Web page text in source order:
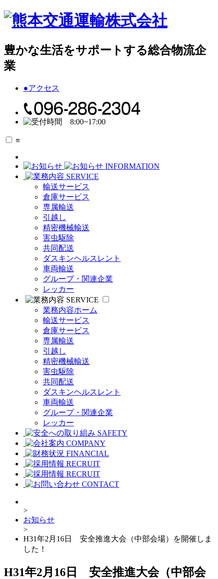
豊かな生活をサポートする総合物流企
業
●アクセス
≡
INFORMATION
SERVICE
輸送サービス
倉庫サービス
専属輸送
引越し
精密機械輸送
害虫駆除
共同配送
ダスキンヘルスレント
車両輸送
グループ・関連企業
レッカー
SERVICE
業務内容ホーム
輸送サービス
倉庫サービス
専属輸送
引越し
精密機械輸送
害虫駆除
共同配送
ダスキンヘルスレント
車両輸送
グループ・関連企業
レッカー
SAFETY
COMPANY
FINANCIAL
RECRUIT
RECRUIT
CONTACT
>
お知らせ
>
H31年2月16日 安全推進大会（中部会場）を開催しま
した！
H31年2月16日 安全推進大会（中部会